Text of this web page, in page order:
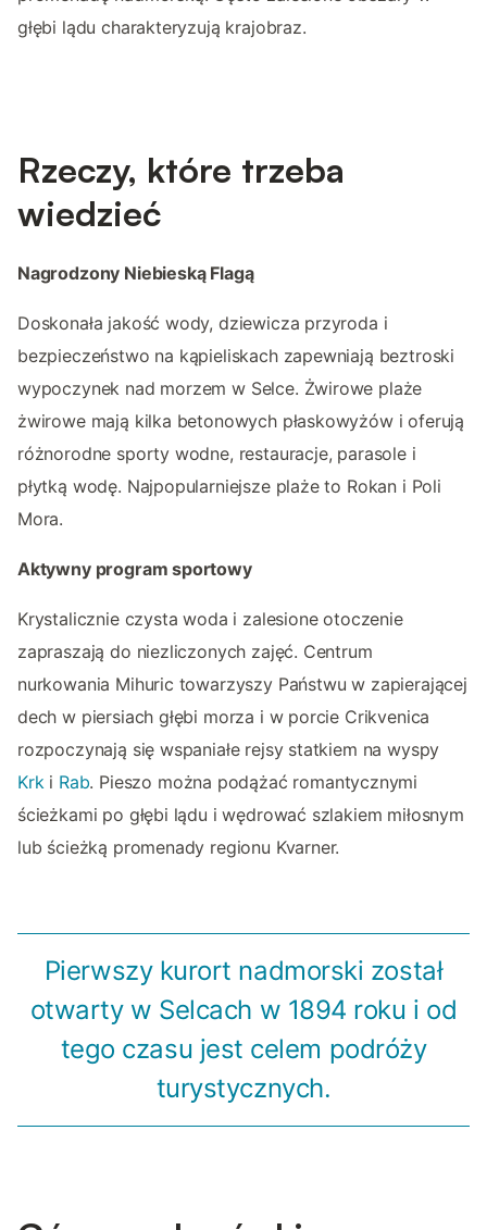
głębi lądu charakteryzują krajobraz.
Rzeczy, które trzeba
wiedzieć
Nagrodzony Niebieską Flagą
Doskonała jakość wody, dziewicza przyroda i
bezpieczeństwo na kąpieliskach zapewniają beztroski
wypoczynek nad morzem w Selce. Żwirowe plaże
żwirowe mają kilka betonowych płaskowyżów i oferują
różnorodne sporty wodne, restauracje, parasole i
płytką wodę. Najpopularniejsze plaże to Rokan i Poli
Mora.
Aktywny program sportowy
Krystalicznie czysta woda i zalesione otoczenie
zapraszają do niezliczonych zajęć. Centrum
nurkowania Mihuric towarzyszy Państwu w zapierającej
dech w piersiach głębi morza i w porcie Crikvenica
rozpoczynają się wspaniałe rejsy statkiem na wyspy
Krki Rab. Pieszo można podążać romantycznymi
ścieżkami po głębi lądu i wędrować szlakiem miłosnym
lub ścieżką promenady regionu Kvarner.
Pierwszy kurort nadmorski został
otwarty w Selcach w 1894 roku i od
tego czasu jest celem podróży
turystycznych.